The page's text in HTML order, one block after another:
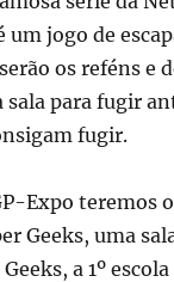
um jogo de
os reféns e
sala para fugir
fugir.
Expo teremos
Geeks, uma
a 1º escola